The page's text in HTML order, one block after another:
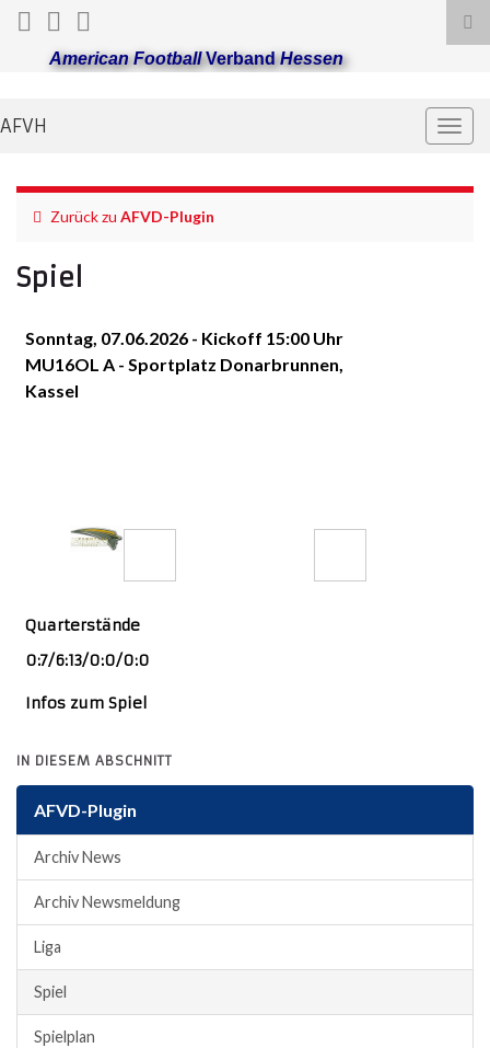
American FootballVerbandHessen
AFVH
Zurück zu AFVD-Plugin
Spiel
Sonntag, 07.06.2026 - Kickoff 15:00 Uhr
MU16OL A - Sportplatz Donarbrunnen,
Kassel
Quarterstände
0:7/6:13/0:0/0:0
Infos zum Spiel
IN DIESEM ABSCHNITT
AFVD-Plugin
Archiv News
Archiv Newsmeldung
Liga
Spiel
Spielplan